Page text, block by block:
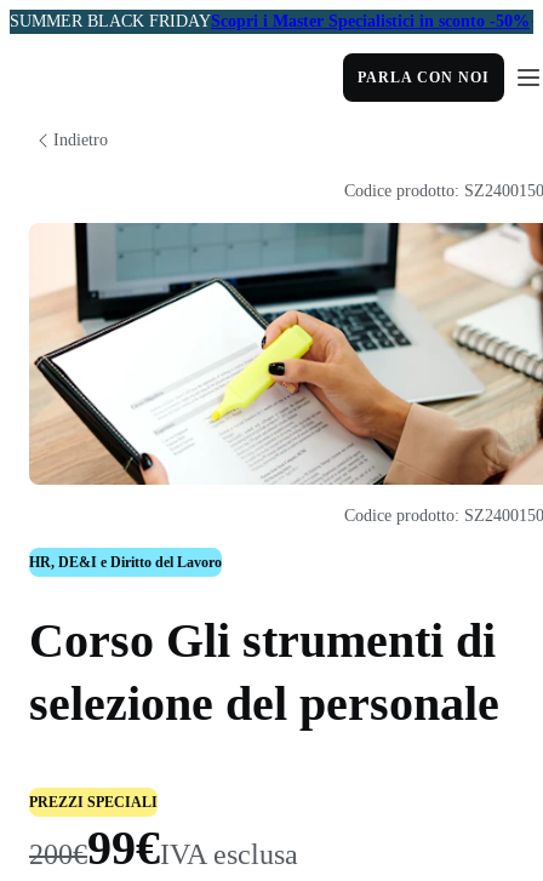
SUMMER BLACK FRIDAYScopri i Master Specialistici in sconto -50%
PARLA CON NOI
Indietro
HR, DE&I e Diritto del Lavoro
Corso Gli strumenti di
selezione del personale
PREZZI SPECIALI
200€99€IVA esclusa
Codice prodotto:
Codice prodotto: